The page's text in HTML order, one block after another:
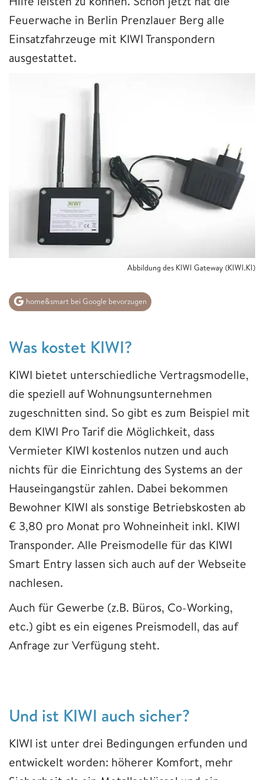
Feuerwache in Berlin Prenzlauer Berg alle
Einsatzfahrzeuge mit KIWI Transpondern
ausgestattet.
Abbildung des KIWI Gateway (KIWI.KI)
home&smart bei Google bevorzugen
Was kostet KIWI?
KIWI bietet unterschiedliche Vertragsmodelle,
die speziell auf Wohnungsunternehmen
zugeschnitten sind. So gibt es zum Beispiel mit
dem KIWI Pro Tarif die Möglichkeit, dass
Vermieter KIWI kostenlos nutzen und auch
nichts für die Einrichtung des Systems an der
Hauseingangstür zahlen. Dabei bekommen
Bewohner KIWI als sonstige Betriebskosten ab
€ 3,80 pro Monat pro Wohneinheit inkl. KIWI
Transponder. Alle Preismodelle für das KIWI
Smart Entry lassen sich auch auf der Webseite
nachlesen.
Auch für Gewerbe (z.B. Büros, Co-Working,
etc.) gibt es ein eigenes Preismodell, das auf
Anfrage zur Verfügung steht.
Und ist KIWI auch sicher?
KIWI ist unter drei Bedingungen erfunden und
entwickelt worden: höherer Komfort, mehr